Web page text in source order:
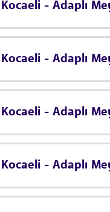
Kocaeli - Adaplı
Kocaeli - Adaplı
Kocaeli - Adaplı
Kocaeli - Adaplı